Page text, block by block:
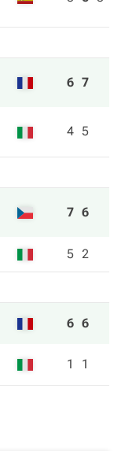
6 7
4 5
7 6
5 2
6 6
1 1